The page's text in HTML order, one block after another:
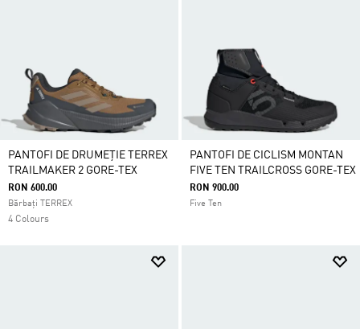
PANTOFI DE DRUMEȚIE TERREX
TRAILMAKER 2 GORE-TEX
RON 600.00
Bărbați TERREX
4 Colours
PANTOFI DE CICLISM MONTAN
FIVE TEN TRAILCROSS GORE-TEX
RON 900.00
Five Ten